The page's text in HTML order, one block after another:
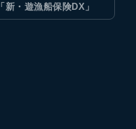
「新・遊漁船保険DX」